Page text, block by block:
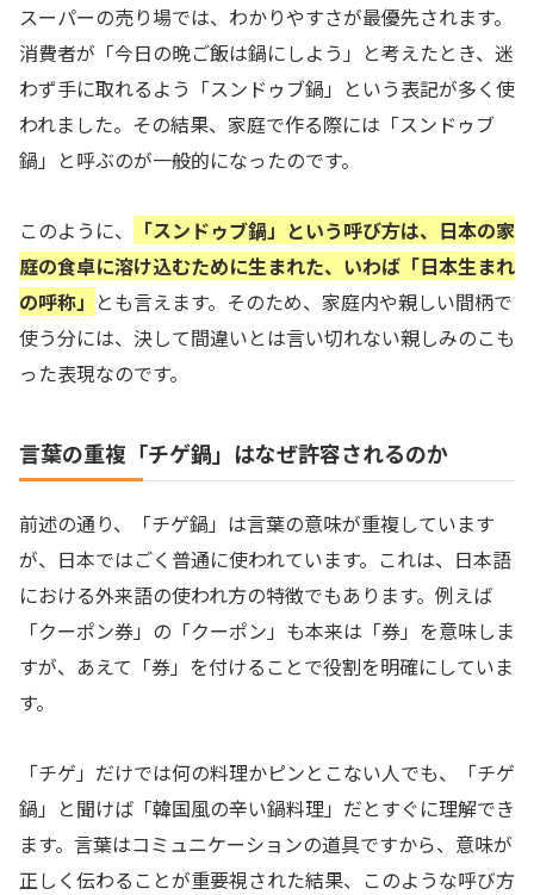
スーパーの売り場では、わかりやすさが最優先されます。
消費者が「今日の晩ご飯は鍋にしよう」と考えたとき、迷
わず手に取れるよう「スンドゥブ鍋」という表記が多く使
われました。その結果、家庭で作る際には「スンドゥブ
鍋」と呼ぶのが一般的になったのです。
このように、
「スンドゥブ鍋」という呼び方は、日本の家
庭の食卓に溶け込むために生まれた、いわば「日本生まれ
の呼称」 とも言えます。そのため、家庭内や親しい間柄で
使う分には、決して間違いとは言い切れない親しみのこも
った表現なのです。
言葉の重複「チゲ鍋」はなぜ許容されるのか
前述の通り、「チゲ鍋」は言葉の意味が重複しています
が、日本ではごく普通に使われています。これは、日本語
における外来語の使われ方の特徴でもあります。例えば
「クーポン券」の「クーポン」も本来は「券」を意味しま
すが、あえて「券」を付けることで役割を明確にしていま
す。
「チゲ」だけでは何の料理かピンとこない人でも、「チゲ
鍋」と聞けば「韓国風の辛い鍋料理」だとすぐに理解でき
ます。言葉はコミュニケーションの道具ですから、意味が
正しく伝わることが重要視された結果、このような呼び方